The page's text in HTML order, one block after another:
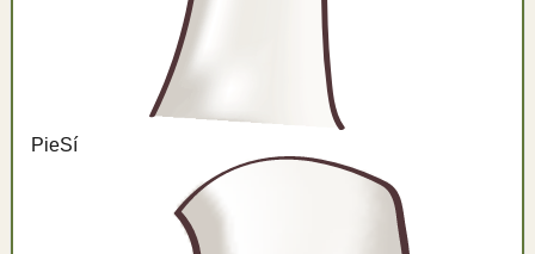
PieSí